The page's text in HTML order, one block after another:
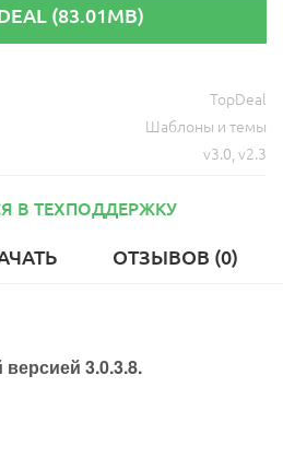
(83.01MB)
TopDeal
Шаблоны и темы
v3.0 v2.3
В ТЕХПОДДЕРЖКУ
ОТЗЫВОВ (0)
версией 3.0.3.8.